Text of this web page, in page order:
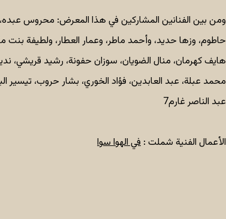
ومن بين الفنانين المشاركين في هذا المعرض: محروس
حاطوم، وزها حديد، وأحمد ماطر، وعمار العطار، ولطيفة بنت
هايف كهرمان، منال الضويان، سوزان حفونة، رشيد قريشي،
محمد عبلة، عبد العابدين، فؤاد الخوري، بشار حروب،
عبد الناصر غارم7
الأعمال الفنية شملت : في الهوا سوا